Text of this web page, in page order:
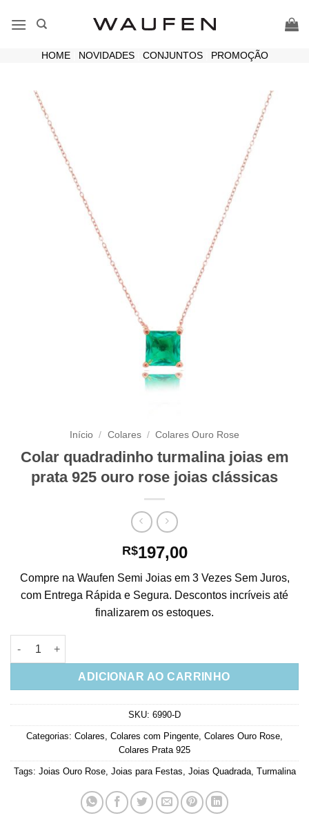
HOME| NOVIDADES| CONJUNTOS| PROMOÇÃO
Início / Colares / Colares Ouro Rose
Colar quadradinho turmalina joias em
prata 925 ouro rose joias clássicas
R$197,00
Compre na Waufen Semi Joias em 3 Vezes Sem Juros,
com Entrega Rápida e Segura. Descontos incríveis até
finalizarem os estoques.
Colar quadradinho turmalina joias em prata 925 ouro rose
ADICIONAR AO CARRINHO
SKU: 6990-D
Categorias: Colares, Colares com Pingente, Colares Ouro Rose,
Colares Prata 925
Tags: Joias Ouro Rose, Joias para Festas, Joias Quadrada, Turmalina